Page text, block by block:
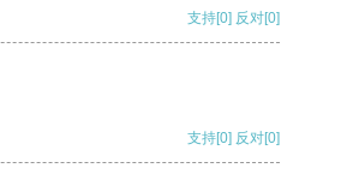
支持[0] 反对[0]
支持[0] 反对[0]